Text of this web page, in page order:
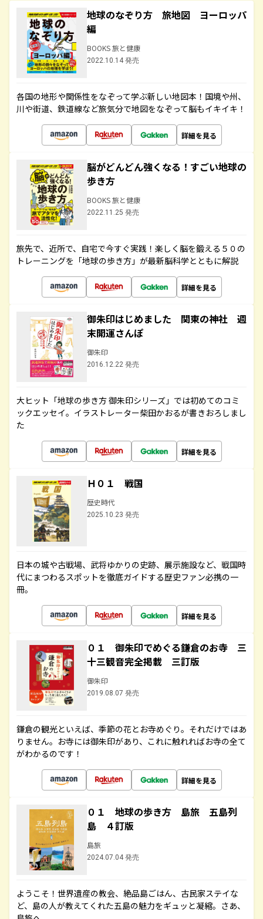
地球のなぞり方 旅地図 ヨーロッパ
編
BOOKS 旅と健康
2022.10.14 発売
各国の地形や関係性をなぞって学ぶ新しい地図本！国境や州、
川や街道、鉄道線など旅気分で地図をなぞって脳もイキイキ！
詳細を見る
脳がどんどん強くなる！すごい地球の
歩き方
BOOKS 旅と健康
2022.11.25 発売
旅先で、近所で、自宅で今すぐ実践！楽しく脳を鍛える５０の
トレーニングを「地球の歩き方」が最新脳科学とともに解説
詳細を見る
御朱印はじめました 関東の神社 週
末開運さんぽ
御朱印
2016.12.22 発売
大ヒット「地球の歩き方 御朱印シリーズ」では初めてのコミ
ックエッセイ。イラストレーター柴田かおるが書きおろしまし
た
詳細を見る
Ｈ０１ 戦国
歴史時代
2025.10.23 発売
日本の城や古戦場、武将ゆかりの史跡、展示施設など、戦国時
代にまつわるスポットを徹底ガイドする歴史ファン必携の一
冊。
詳細を見る
０１ 御朱印でめぐる鎌倉のお寺 三
十三観音完全掲載 三訂版
御朱印
2019.08.07 発売
鎌倉の観光といえば、季節の花とお寺めぐり。それだけではあ
りません。お寺には御朱印があり、これに触れればお寺の全て
がわかるのです！
詳細を見る
０１ 地球の歩き方 島旅 五島列
島 ４訂版
島旅
2024.07.04 発売
ようこそ！世界遺産の教会、絶品島ごはん、古民家ステイな
ど、島の人が教えてくれた五島の魅力をギュッと凝縮。さあ、